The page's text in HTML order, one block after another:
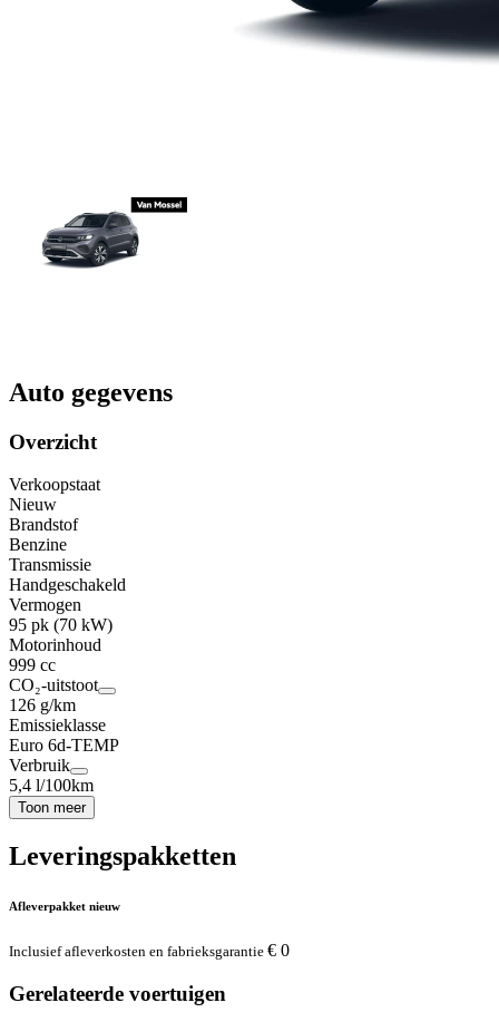
Auto gegevens
Overzicht
Verkoopstaat
Nieuw
Brandstof
Benzine
Transmissie
Handgeschakeld
Vermogen
95 pk (70 kW)
Motorinhoud
999 cc
CO₂-uitstoot
126 g/km
Emissieklasse
Euro 6d-TEMP
Verbruik
5,4 l/100km
Toon meer
Leveringspakketten
Afleverpakket nieuw
Inclusief afleverkosten en fabrieksgarantie € 0
Gerelateerde voertuigen